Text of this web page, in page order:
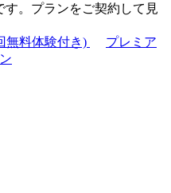
す。プランをご契約して見
無料体験付き)
プレミア